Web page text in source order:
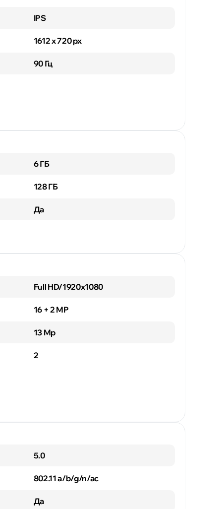
IPS
1612 x 720 px
90 Гц
6 ГБ
128 ГБ
Да
Full HD/1920x1080
16 + 2 MP
13 Mp
2
5.0
802.11 a/b/g/n/ac
Да